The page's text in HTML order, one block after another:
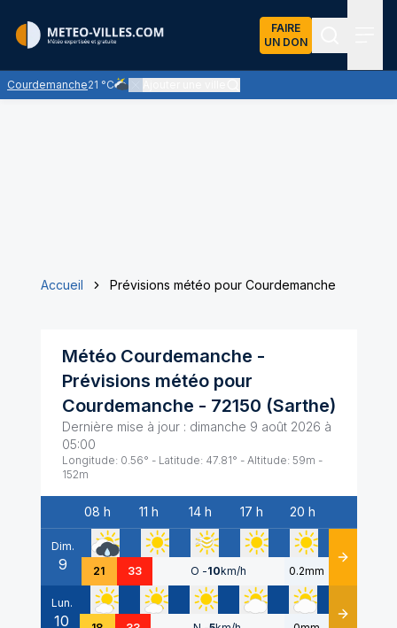
FAIRE
UN DON
Courdemanche21 °C
Ciel très nuageux - les nuages l'emportent sur les
Accueil Prévisions météo pour Courdemanche
Météo Courdemanche -
Prévisions météo pour
Courdemanche - 72150 (Sarthe)
Dernière mise à jour : dimanche 9 août 2026 à
05:00
Longitude: 0.56° - Latitude: 47.81° - Altitude: 59m -
152m
Date
08 h 11 h 14 h 17 h 20 h
Dim.
9 21 33 O -10km/h 0.2mm Détails
Lun.
10 Détails